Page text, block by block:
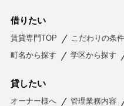
借りたい
賃貸専門TOP こだわりの条
町名から探す
学区から探す
貸したい
オーナー様へ 管理業務内容